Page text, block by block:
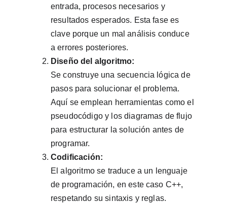
entrada, procesos necesarios y
resultados esperados. Esta fase es
clave porque un mal análisis conduce
a errores posteriores.
Diseño del algoritmo:
Se construye una secuencia lógica de
pasos para solucionar el problema.
Aquí se emplean herramientas como el
pseudocódigo y los diagramas de flujo
para estructurar la solución antes de
programar.
Codificación:
El algoritmo se traduce a un lenguaje
de programación, en este caso C++,
respetando su sintaxis y reglas.